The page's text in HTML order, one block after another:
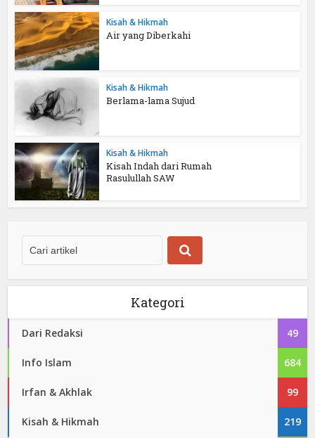
Kisah & Hikmah
Air yang Diberkahi
Kisah & Hikmah
Berlama-lama Sujud
Kisah & Hikmah
Kisah Indah dari Rumah
Rasulullah SAW
Kategori
Dari Redaksi 49
Info Islam 684
Irfan & Akhlak 99
Kisah & Hikmah 219